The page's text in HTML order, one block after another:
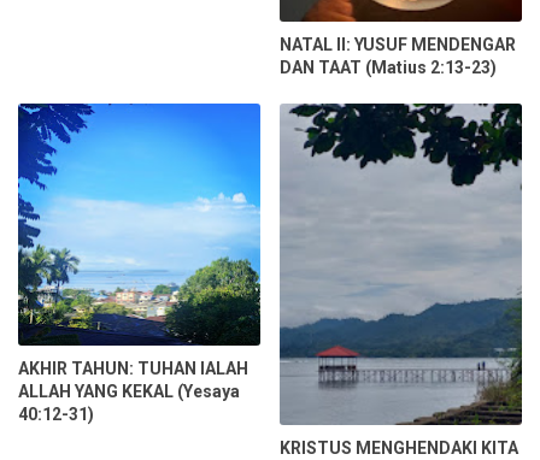
NATAL II: YUSUF MENDENGAR
DAN TAAT (Matius 2:13-23)
AKHIR TAHUN: TUHAN IALAH
ALLAH YANG KEKAL (Yesaya
40:12-31)
KRISTUS MENGHENDAKI KITA